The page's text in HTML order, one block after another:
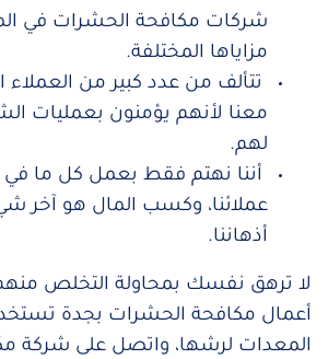
شركات مكافحة الحشرات في
مزاياها المختلفة.
تتألف من عدد كبير من العملاء
معنا لأنهم يؤمنون بعمليات
لهم.
أننا نهتم فقط بعمل كل ما في
عملائنا، وكسب المال هو آخر
أذهاننا.
لا ترهق نفسك بمحاولة التخلص
أعمال مكافحة الحشرات بجدة
المعدات لرشها، واتصل على شركة